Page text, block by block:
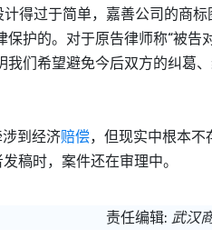
计得过于简单，嘉善公司的商标
护的。对于原告律师称“被告
我们希望避免今后双方的纠葛、
到经济赔偿，但现实中根本不
稿时，案件还在审理中。
责任编辑: 武汉